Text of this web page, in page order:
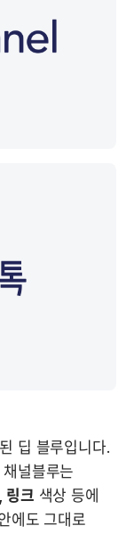
딥 블루입니다.
널블루는
링크 색상 등에
에도 그대로